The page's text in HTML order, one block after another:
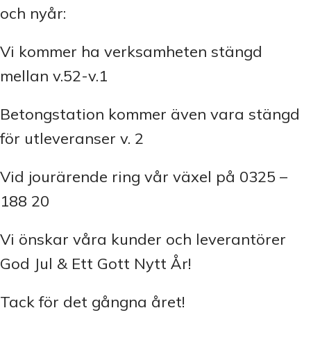
och nyår:
Vi kommer ha verksamheten stängd
mellan v.52-v.1
Betongstation kommer även vara stängd
för utleveranser v. 2
Vid jourärende ring vår växel på 0325 –
188 20
Vi önskar våra kunder och leverantörer
God Jul & Ett Gott Nytt År!
Tack för det gångna året!